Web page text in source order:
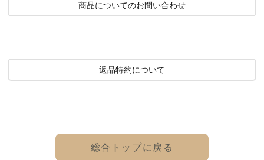
商品についてのお問い合わせ
返品特約について
総合トップに戻る